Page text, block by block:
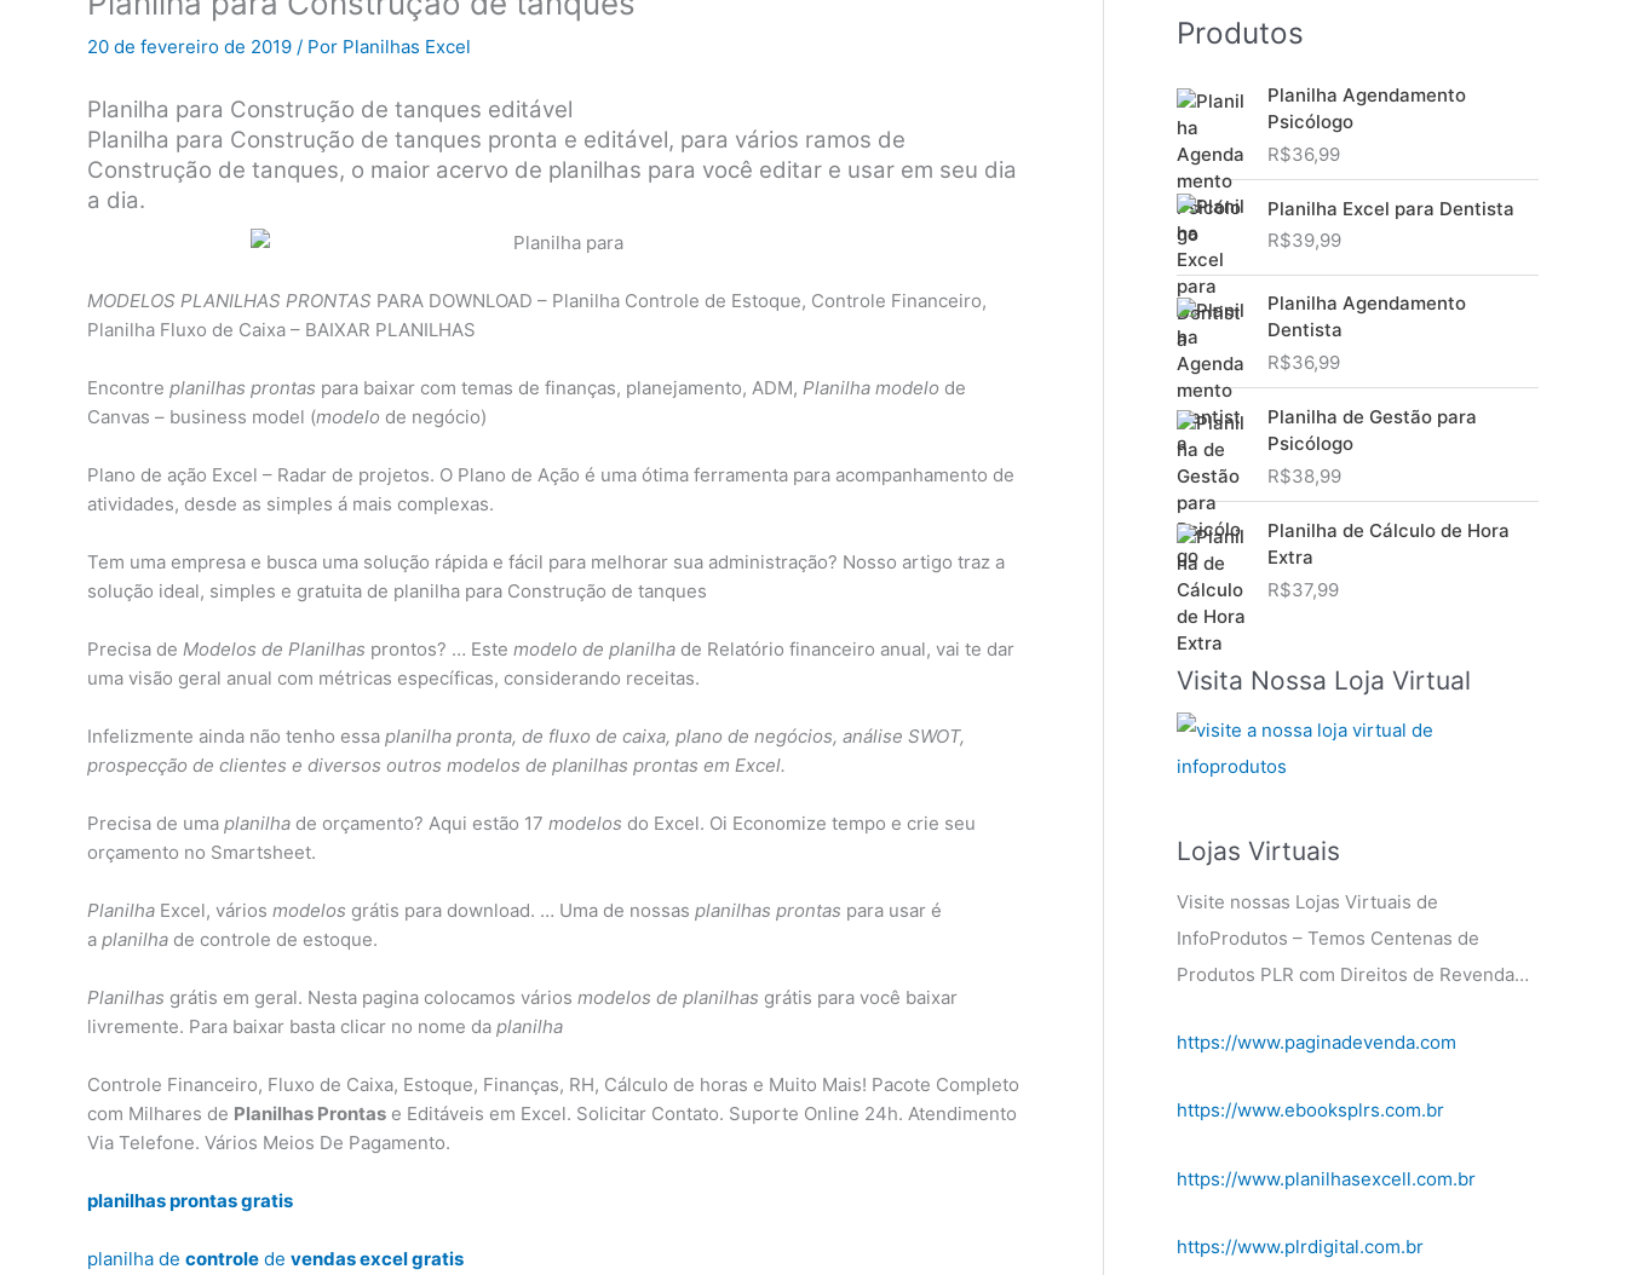
20 de fevereiro de 2019 / Por Planilhas Excel
Planilha para Construção de tanques editável
Planilha para Construção de tanques pronta e editável, para vários ramos de
Construção de tanques, o maior acervo de planilhas para você editar e usar em seu dia
a dia.
MODELOS PLANILHAS PRONTAS PARA DOWNLOAD – Planilha Controle de Estoque, Controle Financeiro,
Planilha Fluxo de Caixa – BAIXAR PLANILHAS
Encontre planilhas prontas para baixar com temas de finanças, planejamento, ADM, Planilha modelo de
Canvas – business model (modelo de negócio)
Plano de ação Excel – Radar de projetos. O Plano de Ação é uma ótima ferramenta para acompanhamento de
atividades, desde as simples á mais complexas.
Tem uma empresa e busca uma solução rápida e fácil para melhorar sua administração? Nosso artigo traz a
solução ideal, simples e gratuita de planilha para Construção de tanques
Precisa de Modelos de Planilhas prontos? … Este modelo de planilha de Relatório financeiro anual, vai te dar
uma visão geral anual com métricas específicas, considerando receitas.
Infelizmente ainda não tenho essa planilha pronta, de fluxo de caixa, plano de negócios, análise SWOT,
prospecção de clientes e diversos outros modelos de planilhas prontas em Excel.
Precisa de uma planilha de orçamento? Aqui estão 17 modelos do Excel. Oi Economize tempo e crie seu
orçamento no Smartsheet.
Planilha Excel, vários modelos grátis para download. … Uma de nossas planilhas prontas para usar é
a planilha de controle de estoque.
Planilhas grátis em geral. Nesta pagina colocamos vários modelos de planilhas grátis para você baixar
livremente. Para baixar basta clicar no nome da planilha
Controle Financeiro, Fluxo de Caixa, Estoque, Finanças, RH, Cálculo de horas e Muito Mais! Pacote Completo
com Milhares de Planilhas Prontas e Editáveis em Excel. Solicitar Contato. Suporte Online 24h. Atendimento
Via Telefone. Vários Meios De Pagamento.
planilhas prontas gratis
planilha de controle de vendas excel gratis
Produtos
Planilha Agendamento
Psicólogo
R$36,99
Planilha Excel para Dentista
R$39,99
Planilha Agendamento
Dentista
R$36,99
Planilha de Gestão para
Psicólogo
R$38,99
Planilha de Cálculo de Hora
Extra
R$37,99
Visita Nossa Loja Virtual
Lojas Virtuais
Visite nossas Lojas Virtuais de
InfoProdutos – Temos Centenas de
Produtos PLR com Direitos de Revenda…
https://www.paginadevenda.com
https://www.ebooksplrs.com.br
https://www.planilhasexcell.com.br
https://www.plrdigital.com.br